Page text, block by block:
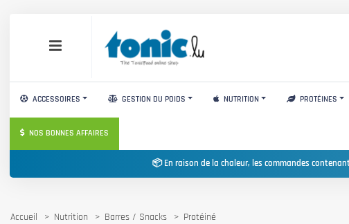
ACCESSOIRES GESTION DU POIDS NUTRITION PROTÉINES
NOS BONNES AFFAIRES
📦 En raison de la chaleur, les commandes
Accueil Nutrition Barres / Snacks Protéiné